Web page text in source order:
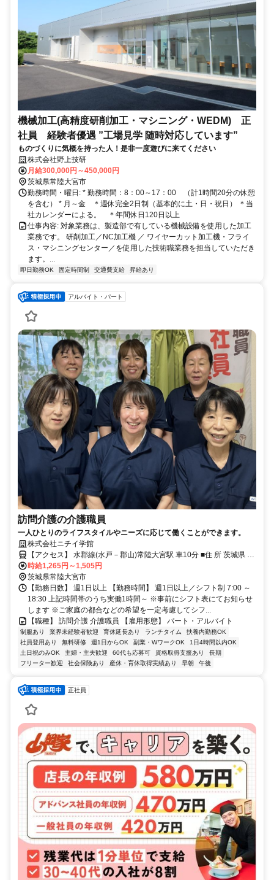
機械加工(高精度研削加工・マシニング・WEDM) 正
社員 経験者優遇 ”工場見学 随時対応しています”
ものづくりに気概を持った人！是非一度遊びに来てください
株式会社野上技研
月給300,000円～450,000円
茨城県常陸大宮市
勤務時間・曜日: * 勤務時間：8：00～17：00 （計1時間20分の休憩
を含む） * 月～金 ＊週休完全2日制（基本的に土・日・祝日） ＊当
社カレンダーによる。 ＊年間休日120日以上
仕事内容: 対象業務は、製造部で有している機械設備を使用した加工
業務です。 研削加工／NC加工機 ／ ワイヤーカット加工機・フライ
ス・マシニングセンター／を使用した技術職業務を担当していただき
ます。...
即日勤務OK 固定時間制 交通費支給 昇給あり
アルバイト・パート
訪問介護の介護職員
一人ひとりのライフスタイルやニーズに応じて働くことができます。
株式会社ニチイ学館
【アクセス】 水郡線(水戸－郡山)常陸大宮駅 車10分 ■住 所 茨城県 常
陸大宮市 下村田2456-1 ■アクセス 水郡線(水戸－郡山)常陸大宮駅 車
10分
時給1,265円～1,505円
茨城県常陸大宮市
【勤務日数】 週1日以上 【勤務時間】 週1日以上／シフト制 7:00 ～
18:30 上記時間帯のうち実働1時間～ ※事前にシフト表にてお知らせ
します ※ご家庭の都合などの希望を一定考慮してシフ...
【職種】 訪問介護 介護職員 【雇用形態】 パート・アルバイト
制服あり 業界未経験者歓迎 育休延長あり ランチタイム
扶養内勤務OK
社員登用あり
無料研修 週1日からOK 副業・WワークOK
1日4時間以内OK
土日祝のみOK
主婦・主夫歓迎 60代も応募可 資格取得支援あり
長期
フリーター歓迎
社会保険あり 産休・育休取得実績あり 早朝 午後
正社員